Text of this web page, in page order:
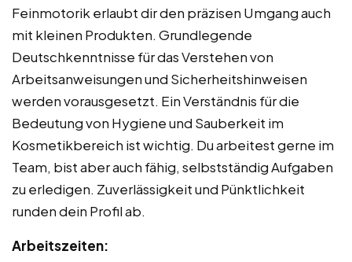
Feinmotorik erlaubt dir den präzisen Umgang auch
mit kleinen Produkten. Grundlegende
Deutschkenntnisse für das Verstehen von
Arbeitsanweisungen und Sicherheitshinweisen
werden vorausgesetzt. Ein Verständnis für die
Bedeutung von Hygiene und Sauberkeit im
Kosmetikbereich ist wichtig. Du arbeitest gerne im
Team, bist aber auch fähig, selbstständig Aufgaben
zu erledigen. Zuverlässigkeit und Pünktlichkeit
runden dein Profil ab.
Arbeitszeiten: